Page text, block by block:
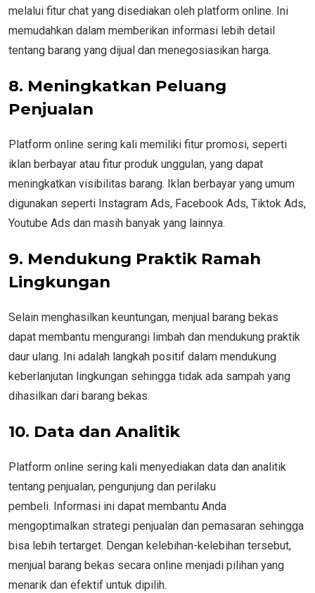
melalui fitur chat yang disediakan oleh platform online. Ini
memudahkan dalam memberikan informasi lebih detail
tentang barang yang dijual dan menegosiasikan harga.
8. Meningkatkan Peluang
Penjualan
Platform online sering kali memiliki fitur promosi, seperti
iklan berbayar atau fitur produk unggulan, yang dapat
meningkatkan visibilitas barang. Iklan berbayar yang umum
digunakan seperti Instagram Ads, Facebook Ads, Tiktok Ads,
Youtube Ads dan masih banyak yang lainnya.
9. Mendukung Praktik Ramah
Lingkungan
Selain menghasilkan keuntungan, menjual barang bekas
dapat membantu mengurangi limbah dan mendukung praktik
daur ulang. Ini adalah langkah positif dalam mendukung
keberlanjutan lingkungan sehingga tidak ada sampah yang
dihasilkan dari barang bekas.
10. Data dan Analitik
Platform online sering kali menyediakan data dan analitik
tentang penjualan, pengunjung dan perilaku
pembeli. Informasi ini dapat membantu Anda
mengoptimalkan strategi penjualan dan pemasaran sehingga
bisa lebih tertarget. Dengan kelebihan-kelebihan tersebut,
menjual barang bekas secara online menjadi pilihan yang
menarik dan efektif untuk dipilih.